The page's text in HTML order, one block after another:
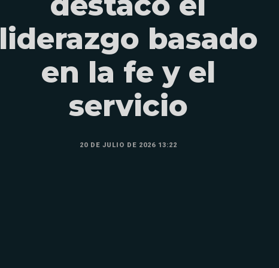
liderazgo basado
en la fe y el
servicio
20 DE JULIO DE 2026 13:22